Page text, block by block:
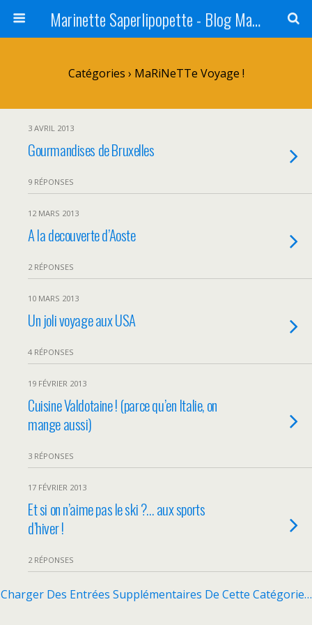
Marinette Saperlipopette - Blog Maman Angers Lifestyle - Ex Expat Montréal
Catégories › MaRiNeTTe Voyage !
3 AVRIL 2013
Gourmandises de Bruxelles
9 RÉPONSES
12 MARS 2013
A la decouverte d’Aoste
2 RÉPONSES
10 MARS 2013
Un joli voyage aux USA
4 RÉPONSES
19 FÉVRIER 2013
Cuisine Valdotaine ! (parce qu’en Italie, on
mange aussi)
3 RÉPONSES
17 FÉVRIER 2013
Et si on n’aime pas le ski ?… aux sports
d’hiver !
2 RÉPONSES
Charger Des Entrées Supplémentaires De Cette Catégorie…